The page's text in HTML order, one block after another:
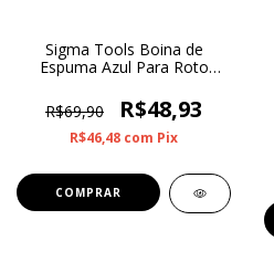
Sigma Tools Boina de
Espuma Azul Para Roto
R$69,90
R$48,93
R$46,48 com Pix